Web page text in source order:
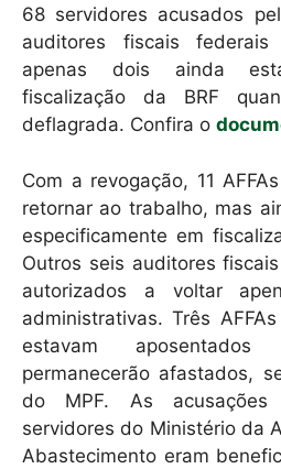
68 servidores acusados
auditores fiscais federais
apenas dois ainda
fiscalização da BRF
deflagrada. Confira o
Com a revogação, 11
retornar ao trabalho, mas
especificamente em
Outros seis auditores
autorizados a voltar
administrativas. Três
estavam
permanecerão afastados,
do MPF. As
servidores do Ministério da
Abastecimento eram